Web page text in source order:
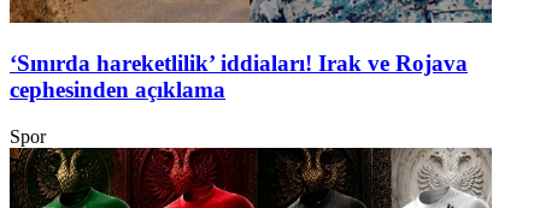
‘Sınırda hareketlilik’ iddiaları! Irak ve Rojava
cephesinden açıklama
Spor